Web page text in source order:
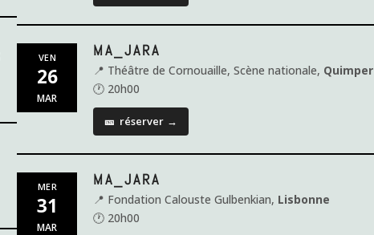
VEN
26
MAR
MA_JARA
📍 Théâtre de Cornouaille, Scène nationale, Quimper
🕐 20h00
🎫 réserver →
MER
31
MAR
MA_JARA
📍 Fondation Calouste Gulbenkian, Lisbonne
🕐 20h00